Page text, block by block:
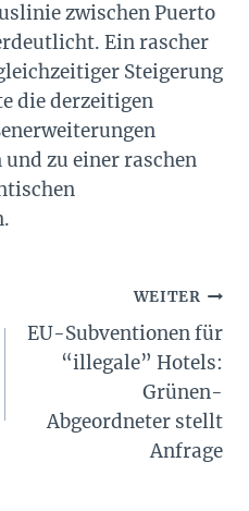
zwischen Puerto
Ein rascher
Steigerung
die derzeitigen
zu einer raschen
WEITER
EU-Subventionen für
“illegale” Hotels:
Grünen-
Abgeordneter stellt
Anfrage